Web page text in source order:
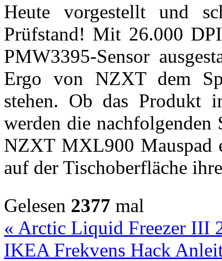
Heute vorgestellt und
Prüfstand! Mit 26.000
PMW3395-Sensor
Ergo von NZXT dem
stehen. Ob das Produkt
werden die nachfolgenden
NZXT MXL900 Mauspad
auf der Tischoberfläche
Gelesen 2377 mal
« Arctic Liquid Freezer III
IKEA Frekvens Hack